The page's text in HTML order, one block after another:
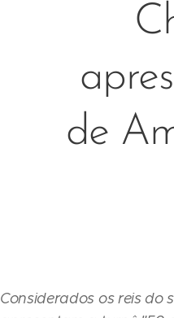
de
Considerados os reis do